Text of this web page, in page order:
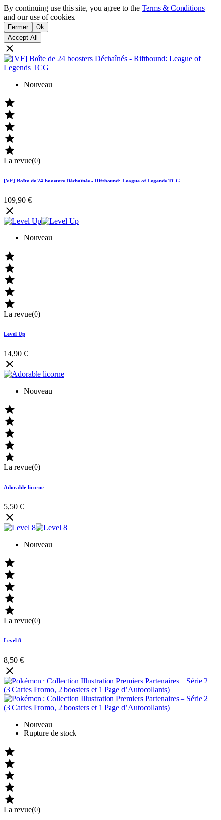
By continuing use this site, you agree to the Terms & Conditions
and our use of cookies.
Fermer
Ok
Accept All

Nouveau





La revue(0)
[VF] Boîte de 24 boosters Déchaînés - Riftbound: League of Legends TCG
109,90 €

Nouveau





La revue(0)
Level Up
14,90 €

Nouveau





La revue(0)
Adorable licorne
5,50 €

Nouveau





La revue(0)
Level 8
8,50 €

Nouveau
Rupture de stock





La revue(0)